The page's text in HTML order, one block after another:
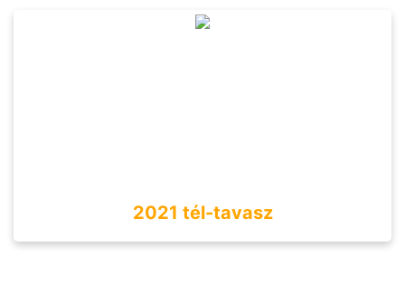
2021 tél-tavasz